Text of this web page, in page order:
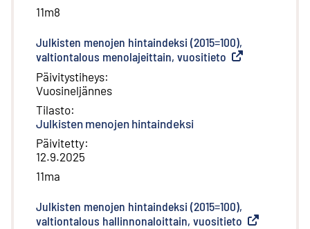
11m8
Julkisten menojen hintaindeksi (2015=100),
valtiontalous menolajeittain, vuositieto Ulkoinen linkki
Päivitystiheys:
Vuosineljännes
Tilasto:
Julkisten menojen hintaindeksi
Päivitetty:
12.9.2025
11ma
Julkisten menojen hintaindeksi (2015=100),
valtiontalous hallinnonaloittain, vuositieto Ulkoinen